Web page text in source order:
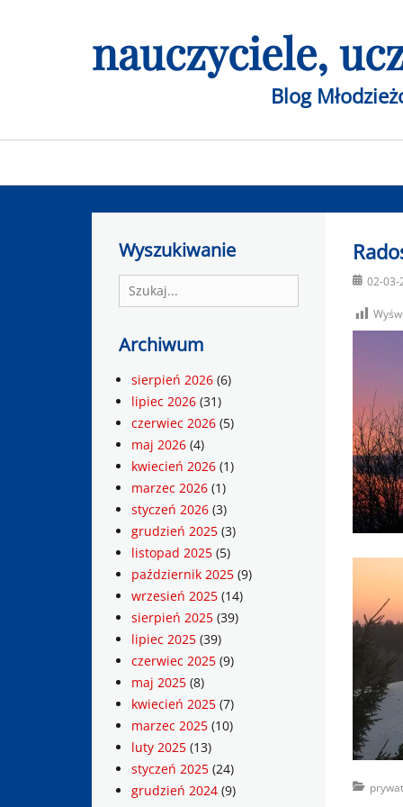
nauczyciele,
Blog
menu
Posted
02-03-
Wyszukiwanie
Search
for:
Archiwum
sierpień 2026 (6)
lipiec 2026 (31)
czerwiec 2026 (5)
maj 2026 (4)
kwiecień 2026 (1)
marzec 2026 (1)
styczeń 2026 (3)
grudzień 2025 (3)
listopad 2025 (5)
październik 2025 (9)
wrzesień 2025 (14)
sierpień 2025 (39)
lipiec 2025 (39)
czerwiec 2025 (9)
maj 2025 (8)
kwiecień 2025 (7)
marzec 2025 (10)
luty 2025 (13)
styczeń 2025 (24)
grudzień 2024 (9)